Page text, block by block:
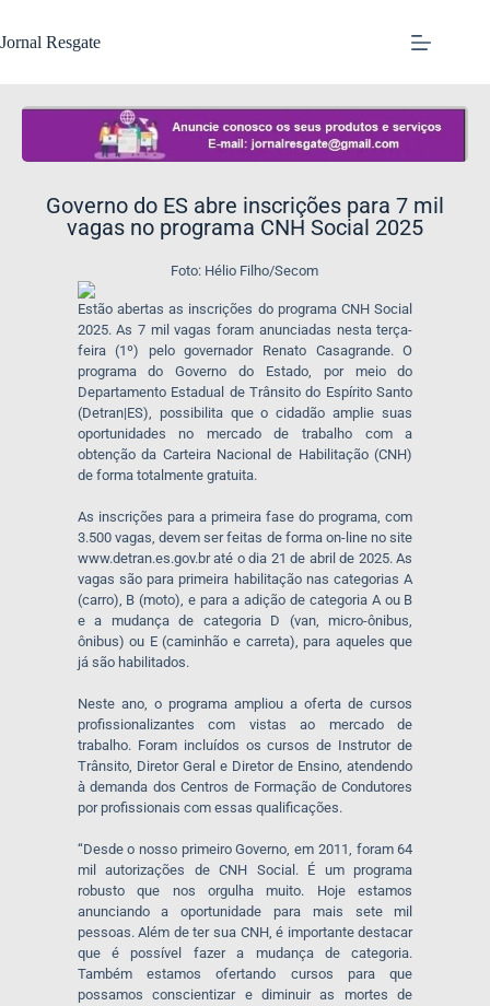
Jornal Resgate
Governo do ES abre inscrições para 7 mil
vagas no programa CNH Social 2025
Foto: Hélio Filho/Secom
Estão abertas as inscrições do programa CNH Social
2025. As 7 mil vagas foram anunciadas nesta terça-
feira (1º) pelo governador Renato Casagrande. O
programa do Governo do Estado, por meio do
Departamento Estadual de Trânsito do Espírito Santo
(Detran|ES), possibilita que o cidadão amplie suas
oportunidades no mercado de trabalho com a
obtenção da Carteira Nacional de Habilitação (CNH)
de forma totalmente gratuita.
As inscrições para a primeira fase do programa, com
3.500 vagas, devem ser feitas de forma on-line no site
www.detran.es.gov.br até o dia 21 de abril de 2025. As
vagas são para primeira habilitação nas categorias A
(carro), B (moto), e para a adição de categoria A ou B
e a mudança de categoria D (van, micro-ônibus,
ônibus) ou E (caminhão e carreta), para aqueles que
já são habilitados.
Neste ano, o programa ampliou a oferta de cursos
profissionalizantes com vistas ao mercado de
trabalho. Foram incluídos os cursos de Instrutor de
Trânsito, Diretor Geral e Diretor de Ensino, atendendo
à demanda dos Centros de Formação de Condutores
por profissionais com essas qualificações.
“Desde o nosso primeiro Governo, em 2011, foram 64
mil autorizações de CNH Social. É um programa
robusto que nos orgulha muito. Hoje estamos
anunciando a oportunidade para mais sete mil
pessoas. Além de ter sua CNH, é importante destacar
que é possível fazer a mudança de categoria.
Também estamos ofertando cursos para que
possamos conscientizar e diminuir as mortes de